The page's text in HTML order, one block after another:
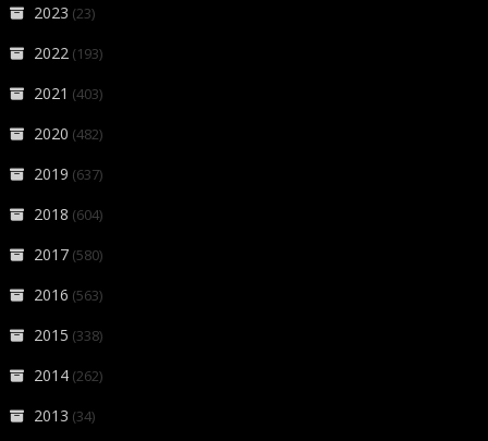
2023 (23)
2022 (193)
2021 (403)
2020 (482)
2019 (637)
2018 (604)
2017 (580)
2016 (563)
2015 (338)
2014 (262)
2013 (34)